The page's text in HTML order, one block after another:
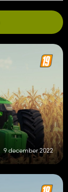
9 december 2022